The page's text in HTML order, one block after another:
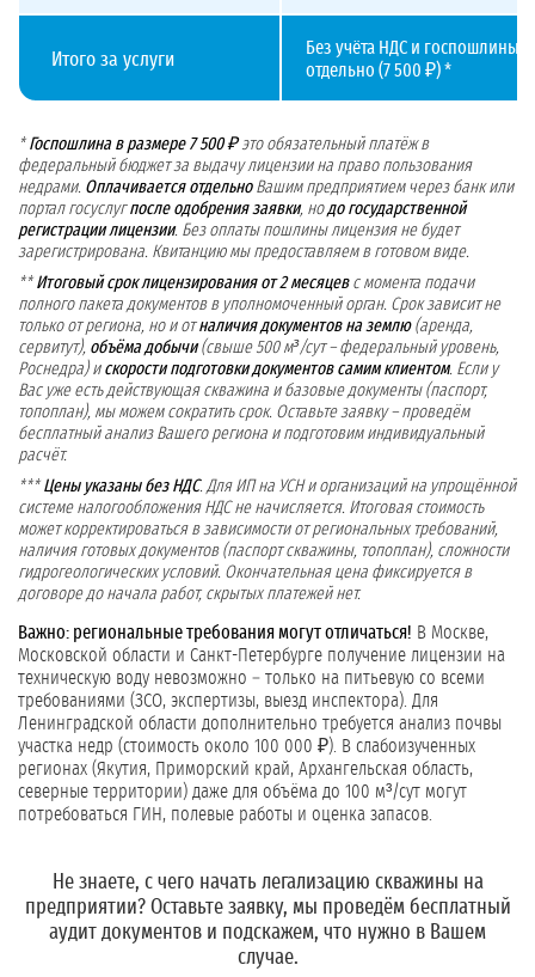
Итого за услуги
Без учёта НДС и госпошлины,
отдельно (7 500 ₽) *
* Госпошлина в размере 7 500 ₽это обязательный платёж в
федеральный бюджет за выдачу лицензии на право пользования
недрами. Оплачивается отдельноВашим предприятием через банк или
портал госуслугпосле одобрения заявки, нодо государственной
регистрации лицензии. Без оплаты пошлины лицензия не будет
зарегистрирована. Квитанцию мы предоставляем в готовом виде.
** Итоговый срок лицензирования от 2 месяцевс момента подачи
полного пакета документов в уполномоченный орган. Срок зависит не
только от региона, но и отналичия документов на землю(аренда,
сервитут), объёма добычи(свыше 500 м³/сут – федеральный уровень,
Роснедра) и скорости подготовки документов самим клиентом. Если у
Вас уже есть действующая скважина и базовые документы (паспорт,
топоплан), мы можем сократить срок. Оставьте заявку – проведём
бесплатный анализ Вашего региона и подготовим индивидуальный
расчёт.
*** Цены указаны без НДС. Для ИП на УСН и организаций на упрощённой
системе налогообложения НДС не начисляется. Итоговая стоимость
может корректироваться в зависимости от региональных требований,
наличия готовых документов (паспорт скважины, топоплан), сложности
гидрогеологических условий. Окончательная цена фиксируется в
договоре до начала работ, скрытых платежей нет.
Важно: региональные требования могут отличаться! В Москве,
Московской области и Санкт-Петербурге получение лицензии на
техническую воду невозможно – только на питьевую со всеми
требованиями (ЗСО, экспертизы, выезд инспектора). Для
Ленинградской области дополнительно требуется анализ почвы
участка недр (стоимость около 100 000 ₽). В слабоизученных
регионах (Якутия, Приморский край, Архангельская область,
северные территории) даже для объёма до 100 м³/сут могут
потребоваться ГИН, полевые работы и оценка запасов.
Не знаете, с чего начать легализацию скважины на
предприятии? Оставьте заявку, мы проведём бесплатный
аудит документов и подскажем, что нужно в Вашем
случае.